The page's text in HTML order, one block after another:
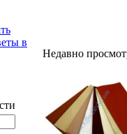
в
Недавно